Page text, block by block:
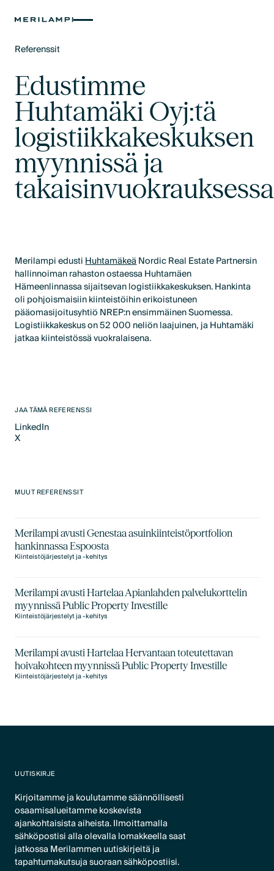
Referenssit
Edustimme
Huhtamäki Oyj:tä
logistiikkakeskuksen
myynnissä ja
takaisinvuokrauksessa
JAA TÄMÄ REFERENSSI
LinkedIn
LinkedIn
X
Merilampi edustiHuhtamäkeäNordic Real Estate Partnersin
hallinnoiman rahaston ostaessa Huhtamäen
Hämeenlinnassa sijaitsevan logistiikkakeskuksen. Hankinta
oli pohjoismaisiin kiinteistöihin erikoistuneen
pääomasijoitusyhtiö NREP:n ensimmäinen Suomessa.
Logistiikkakeskus on 52 000 neliön laajuinen, ja Huhtamäki
jatkaa kiinteistössä vuokralaisena.
MUUT REFERENSSIT
Merilampi avusti Genestaa asuinkiinteistöportfolion
hankinnassa Espoosta
Kiinteistöjärjestelyt ja -kehitys
Merilampi avusti Hartelaa Apianlahden palvelukorttelin
myynnissä Public Property Investille
Kiinteistöjärjestelyt ja -kehitys
Merilampi avusti Hartelaa Hervantaan toteutettavan
hoivakohteen myynnissä Public Property Investille
Kiinteistöjärjestelyt ja -kehitys
UUTISKIRJE
Kirjoitamme ja koulutamme säännöllisesti
osaamisalueitamme koskevista
ajankohtaisista aiheista. Ilmoittamalla
sähköpostisi alla olevalla lomakkeella saat
jatkossa Merilammen uutiskirjeitä ja
tapahtumakutsuja suoraan sähköpostiisi.